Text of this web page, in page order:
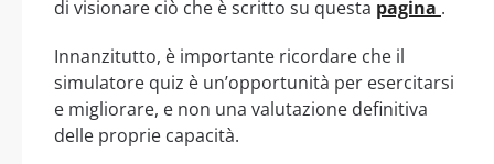
di visionare ciò che è scritto su questa pagina .
Innanzitutto, è importante ricordare che il
simulatore quiz è un’opportunità per esercitarsi
e migliorare, e non una valutazione definitiva
delle proprie capacità.